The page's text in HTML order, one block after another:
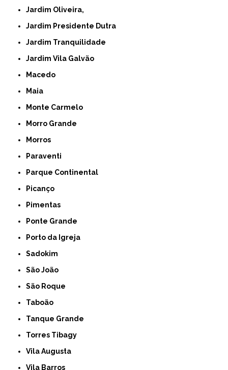
Jardim Oliveira,
Jardim Presidente Dutra
Jardim Tranquilidade
Jardim Vila Galvão
Macedo
Maia
Monte Carmelo
Morro Grande
Morros
Paraventi
Parque Continental
Picanço
Pimentas
Ponte Grande
Porto da Igreja
Sadokim
São João
São Roque
Taboão
Tanque Grande
Torres Tibagy
Vila Augusta
Vila Barros